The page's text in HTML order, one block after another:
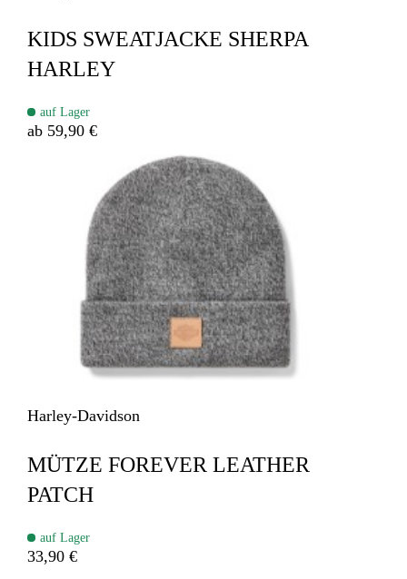
KIDS SWEATJACKE SHERPA
HARLEY
auf Lager
ab 59,90 €
Harley-Davidson
MÜTZE FOREVER LEATHER
PATCH
auf Lager
33,90 €